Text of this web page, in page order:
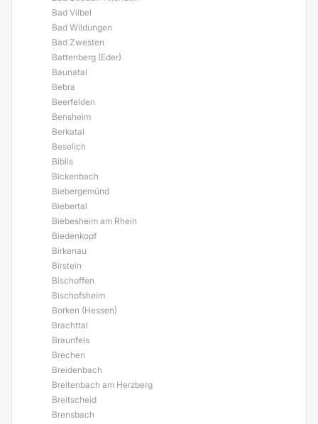
Bad Vilbel
Bad Wildungen
Bad Zwesten
Battenberg (Eder)
Baunatal
Bebra
Beerfelden
Bensheim
Berkatal
Beselich
Biblis
Bickenbach
Biebergemünd
Biebertal
Biebesheim am Rhein
Biedenkopf
Birkenau
Birstein
Bischoffen
Bischofsheim
Borken (Hessen)
Brachttal
Braunfels
Brechen
Breidenbach
Breitenbach am Herzberg
Breitscheid
Brensbach